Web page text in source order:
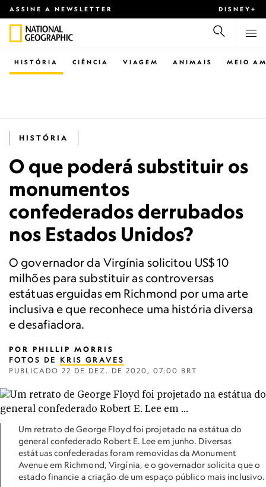
ASSINE A NEWSLETTER DISNEY+
CIÊNCIA VIAGEM ANIMAIS
HISTÓRIA MEIO
HISTÓRIA
O que poderá substituir os
monumentos
confederados derrubados
nos Estados Unidos?
O governador da Virgínia solicitou US$ 10
milhões para substituir as controversas
estátuas erguidas em Richmond por uma arte
inclusiva e que reconhece uma história diversa
e desafiadora.
POR PHILLIP MORRIS
FOTOS DE KRIS GRAVES
PUBLICADO 22 DE DEZ. DE 2020, 07:00 BRT
Um retrato de George Floyd foi projetado na estátua do
general confederado Robert E. Lee em junho. Diversas
estátuas confederadas foram removidas da Monument
Avenue em Richmond, Virgínia, e o governador solicita que o
estado financie a criação de um espaço público mais inclusivo.